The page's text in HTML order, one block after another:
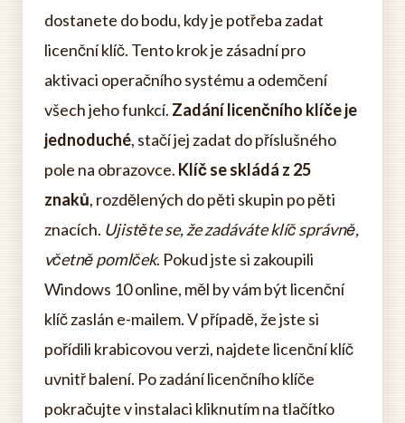
dostanete do bodu, kdy je potřeba zadat
licenční klíč. Tento krok je zásadní pro
aktivaci operačního systému a odemčení
všech jeho funkcí. Zadání licenčního klíče je
jednoduché, stačí jej zadat do příslušného
pole na obrazovce. Klíč se skládá z 25
znaků, rozdělených do pěti skupin po pěti
znacích. Ujistěte se, že zadáváte klíč správně,
včetně pomlček. Pokud jste si zakoupili
Windows 10 online, měl by vám být licenční
klíč zaslán e-mailem. V případě, že jste si
pořídili krabicovou verzi, najdete licenční klíč
uvnitř balení. Po zadání licenčního klíče
pokračujte v instalaci kliknutím na tlačítko